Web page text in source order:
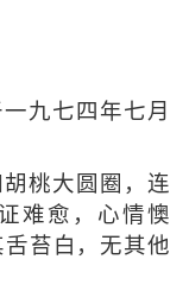
九七四年七月
桃大圆圈，连
难愈，心情懊
苔白，无其他